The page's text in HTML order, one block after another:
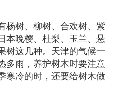
杨树、柳树、合欢树、紫
本晚樱、杜梨、玉兰、悬
树这几种。天津的气候一
多雨，养护树木时要注意
寒冷的时，还要给树木做